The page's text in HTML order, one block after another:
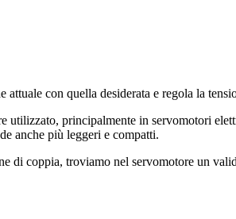
con quella desiderata e regola la
utilizzato, principalmente in servomotori
anche più leggeri e compatti.
di coppia, troviamo nel servomotore un